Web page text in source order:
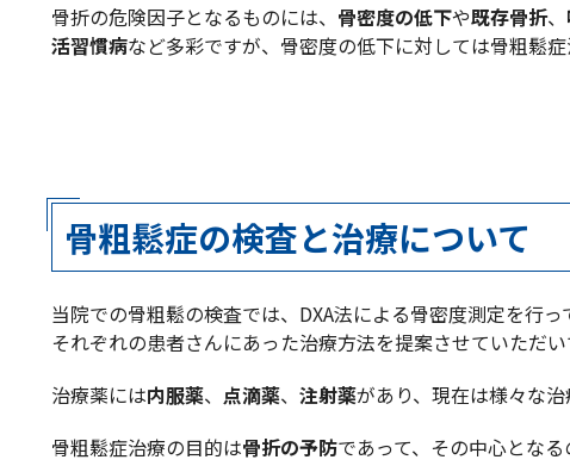
骨折の危険因子となるものには、 骨密度の低下や既存骨折、
活習慣病など多彩ですが、骨密度の低下に対しては骨粗鬆症
骨粗鬆症の検査と治療について
当院での骨粗鬆の検査では、DXA法による骨密度測定を行
それぞれの患者さんにあった治療方法を提案させていただい
治療薬には内服薬、 点滴薬、 注射薬があり、現在は様々な治
骨粗鬆症治療の目的は骨折の予防であって、その中心とな